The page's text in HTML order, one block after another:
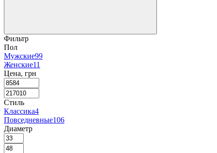
Фильтр
Пол
Мужские99
Женские11
Цена, грн
Стиль
Классика4
Повседневные106
Диаметр